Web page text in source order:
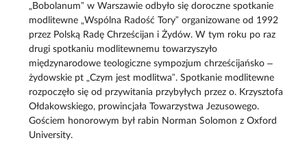
„Bobolanum” w Warszawie odbyło się doroczne spotkanie
modlitewne „Wspólna Radość Tory” organizowane od 1992
przez Polską Radę Chrześcijan i Żydów. W tym roku po raz
drugi spotkaniu modlitewnemu towarzyszyło
międzynarodowe teologiczne sympozjum chrześcijańsko –
żydowskie pt „Czym jest modlitwa”. Spotkanie modlitewne
rozpoczęło się od przywitania przybyłych przez o. Krzysztofa
Ołdakowskiego, prowincjała Towarzystwa Jezusowego.
Gościem honorowym był rabin Norman Solomon z Oxford
University.